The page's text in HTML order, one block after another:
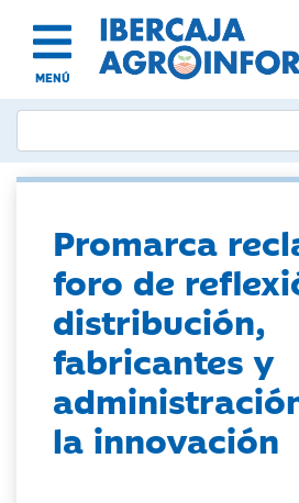
MENÚ
Promarca
foro de
distribución,
fabricantes y
la innovación